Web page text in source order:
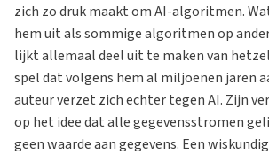
zich zo druk maakt om AI-algoritmen.
hem uit als sommige algoritmen op
lijkt allemaal deel uit te maken van
spel dat volgens hem al miljoenen jaren
auteur verzet zich echter tegen AI. Zijn
op het idee dat alle gegevensstromen
geen waarde aan gegevens. Een